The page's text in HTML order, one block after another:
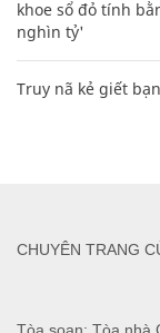
khoe sổ đỏ tính
nghìn tỷ'
Truy nã kẻ giết
CHUYÊN TRANG